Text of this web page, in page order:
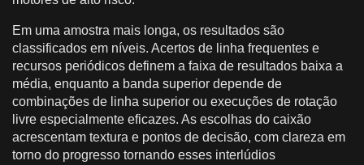
Em uma amostra mais longa, os resultados são
classificados em níveis. Acertos de linha frequentes e
recursos periódicos definem a faixa de resultados baixa a
média, enquanto a banda superior depende de
combinações de linha superior ou execuções de rotação
livre especialmente eficazes. As escolhas do caixão
acrescentam textura e pontos de decisão, com clareza em
torno do progresso tornando esses interlúdios